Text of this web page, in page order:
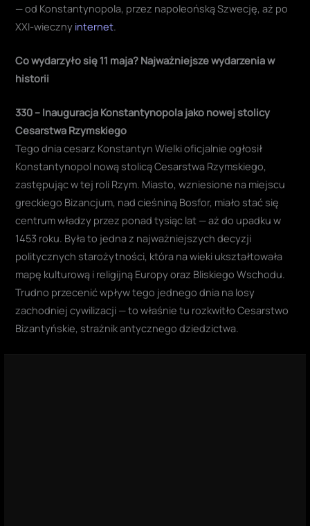
— od Konstantynopola, przez napoleońską Szwecję, aż po
XXI-wieczny internet.
Co wydarzyło się 11 maja? Najważniejsze wydarzenia w
historii
330 – Inauguracja Konstantynopola jako nowej stolicy
Cesarstwa Rzymskiego
Tego dnia cesarz Konstantyn Wielki oficjalnie ogłosił
Konstantynopol nową stolicą Cesarstwa Rzymskiego,
zastępując w tej roli Rzym. Miasto, wzniesione na miejscu
greckiego Bizancjum, nad cieśniną Bosfor, miało stać się
centrum władzy przez ponad tysiąc lat — aż do upadku w
1453 roku. Była to jedna z najważniejszych decyzji
politycznych starożytności, która na wieki ukształtowała
mapę kulturową i religijną Europy oraz Bliskiego Wschodu.
Trudno przecenić wpływ tego jednego dnia na losy
zachodniej cywilizacji — to właśnie tu rozkwitło Cesarstwo
Bizantyńskie, strażnik antycznego dziedzictwa.